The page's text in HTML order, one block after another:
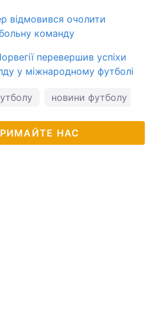
відмовився очолити
команду
перевершив успіхи
у міжнародному футболі
новини футболу
НАС